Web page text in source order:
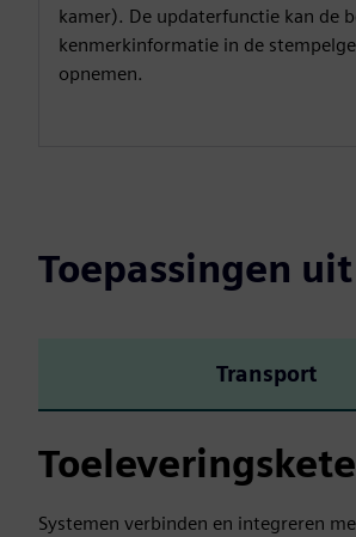
kamer). De updaterfunctie kan de
kenmerkinformatie in de
opnemen.
Toepassingen
Transport
Systemen verbinden en integreren